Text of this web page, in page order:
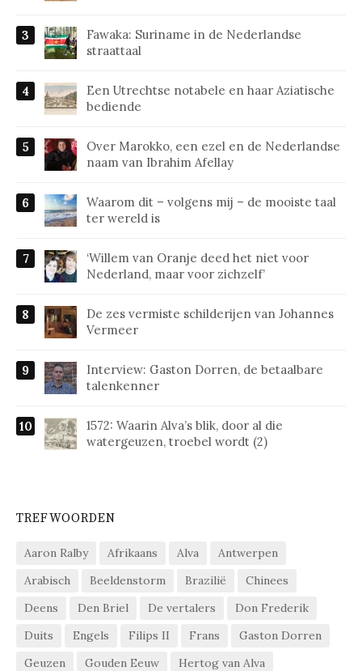
Fawaka: Suriname in de Nederlandse
straattaal
Een Utrechtse notabele en haar Aziatische
bediende
Over Marokko, een ezel en de Nederlandse
naam van Ibrahim Afellay
Waarom dit – volgens mij – de mooiste taal
ter wereld is
‘Willem van Oranje deed het niet voor
Nederland, maar voor zichzelf’
De zes vermiste schilderijen van Johannes
Vermeer
Interview: Gaston Dorren, de betaalbare
talenkenner
1572: Waarin Alva’s blik, door al die
watergeuzen, troebel wordt (2)
TREFWOORDEN
Aaron Ralby Afrikaans Alva
Antwerpen
Arabisch
Beeldenstorm Brazilië
Chinees
Deens
Den Briel De vertalers
Don Frederik
Duits
Engels Filips II Frans
Gaston Dorren
Geuzen
Gouden Eeuw
Hertog van Alva